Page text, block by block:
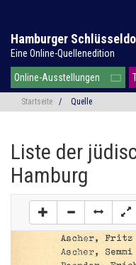
Hamburger
Eine Online-Quellenedition
Online-Ausstellungen
Startseite / Quelle
Liste der
Hamburg